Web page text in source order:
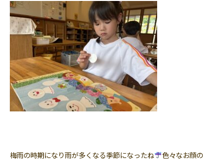
梅雨の時期になり雨が多くなる季節になったね 色々なお顔の